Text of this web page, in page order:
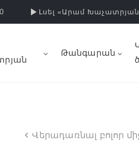
Լսել «Արամ
Թանգարան
Վերադառնալ բոլոր